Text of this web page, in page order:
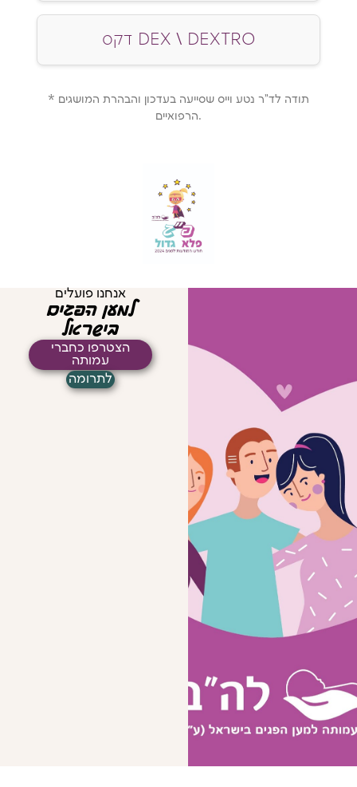
דקס DEX \ DEXTRO
* תודה לד"ר נטע וייס שסייעה בעדכון והבהרת המושגים
הרפואיים.
אנחנו פועלים
למען הפגים
בישראל
הצטרפו כחברי
עמותה
לתרומה